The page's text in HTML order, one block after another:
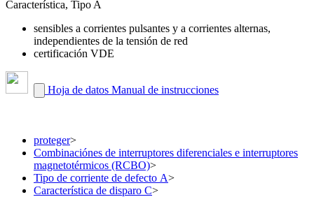
Característica, Tipo A
sensibles a corrientes pulsantes y a corrientes alternas,
independientes de la tensión de red
certificación VDE
Hoja de datos Manual de instrucciones
proteger>
Combinaciónes de interruptores diferenciales e interruptores
magnetotérmicos (RCBO)>
Tipo de corriente de defecto A>
Característica de disparo C>